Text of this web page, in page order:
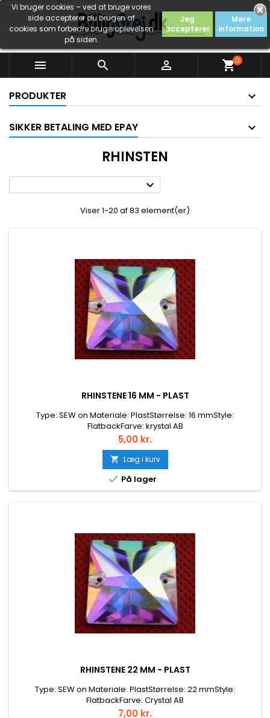
Vi bruger cookies – ved at bruge vores
side accepterer du brugen af
cookies som forbedre brugeroplevelsen
på siden.
Jeg
accepterer
Mere
information
   shopping_cart0
PRODUKTER
SIKKER BETALING MED EPAY
RHINSTEN

Viser 1-20 af 83 element(er)
RHINSTENE 16 MM - PLAST
Type: SEW on Materiale: PlastStørrelse: 16 mmStyle:
FlatbackFarve: krystal AB
Pris
5,00 kr.
 Læg i kurv
 På lager
RHINSTENE 22 MM - PLAST
Type: SEW on Materiale: PlastStørrelse: 22 mmStyle:
FlatbackFarve: Crystal AB
Pris
7,00 kr.